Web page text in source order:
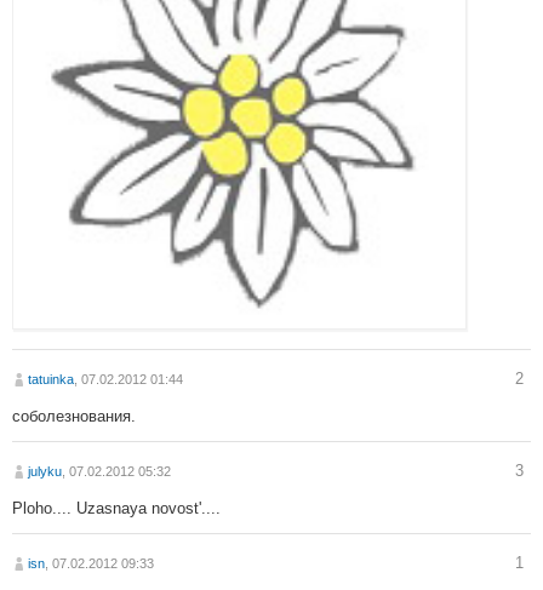
tatuinka , 07.02.2012 01:44 2
соболезнования.
julyku , 07.02.2012 05:32 3
Ploho.... Uzasnaya novost'....
isn , 07.02.2012 09:33 1